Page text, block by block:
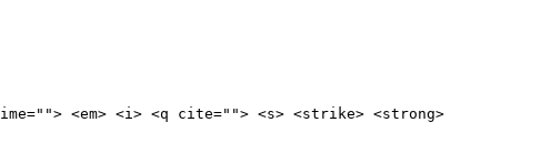
<em> <i> <q cite=""> <s> <strike> <strong>